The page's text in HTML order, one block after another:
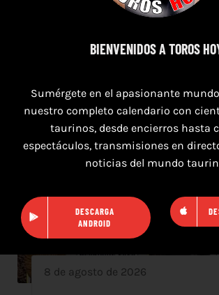
8 de agosto de 2026
BIENVENIDOS A TOROS
Sumérgete en el apasionante
nuestro completo calendario con
taurinos, desde encierros hasta
espectáculos, transmisiones en
noticias del mundo
DESCARGA
ANDROID